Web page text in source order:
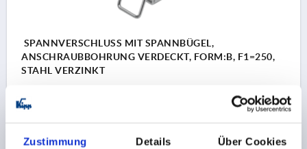
Zustimmung Details Über Cookies
SPANNVERSCHLUSS MIT SPANNBÜGEL,
ANSCHRAUBBOHRUNG VERDECKT, FORM:B, F1=250,
STAHL VERZINKT
MATERIAL GRUNDKÖRPER=STAHL
HALTEKRAFT F1 N=250